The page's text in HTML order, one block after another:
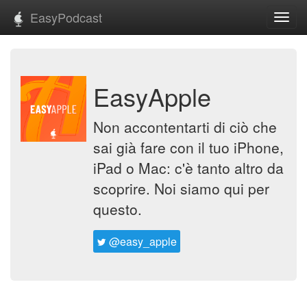
EasyPodcast
EasyApple
Non accontentarti di ciò che
sai già fare con il tuo iPhone,
iPad o Mac: c'è tanto altro da
scoprire. Noi siamo qui per
questo.
@easy_apple